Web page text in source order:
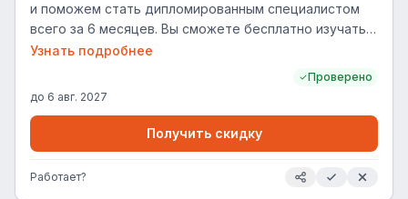
и поможем стать дипломированным специалистом
всего за 6 месяцев. Вы сможете бесплатно изучать
теорию по одному интересующему курсу: Семейная
изучением детской нейропсихологии) Клиническая
практике психолога Гештальт-терапия в практике
психолога Бизнес-психология Кризисная психология
Сексология Коучинг 2.0 «От фундаментального — к
Узнать подробнее
Проверено
до 6 авг. 2027
Получить скидку
Работает?